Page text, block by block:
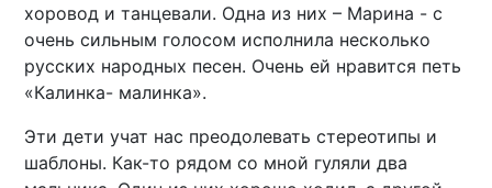
хоровод и танцевали. Одна из них – Марина - с
очень сильным голосом исполнила несколько
русских народных песен. Очень ей нравится петь
«Калинка- малинка».
Эти дети учат нас преодолевать стереотипы и
шаблоны. Как-то рядом со мной гуляли два